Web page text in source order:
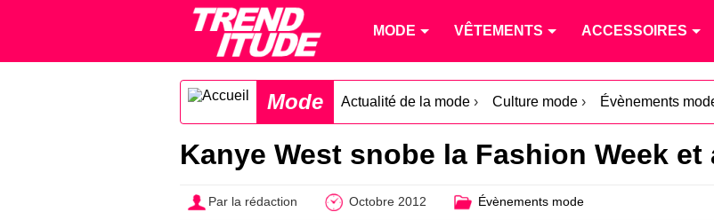
MODE VÊTEMENTS ACCESSOIRES
Mode Actualité de la mode › Culture mode › Évènements
Kanye West snobe la Fashion Week
Par la rédaction Octobre 2012 Évènements mode